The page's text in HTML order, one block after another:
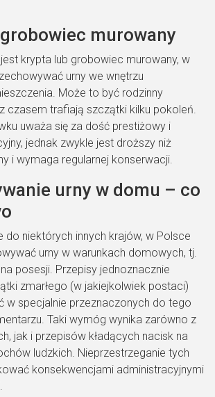
murowany
krypta lub grobowiec murowany, w
urny we wnętrzu
Może to być rodzinny
czasem trafiają szczątki kilku pokoleń.
uważa się za dość prestiżowy i
jednak zwykle jest droższy niż
i wymaga regularnej konserwacji.
urny w domu – co
do niektórych innych krajów, w Polsce
urny w warunkach domowych, tj.
posesji. Przepisy jednoznacznie
zmarłego (w jakiejkolwiek postaci)
w specjalnie przeznaczonych do tego
Taki wymóg wynika zarówno z
jak i przepisów kładących nacisk na
ludzkich. Nieprzestrzeganie tych
konsekwencjami administracyjnymi